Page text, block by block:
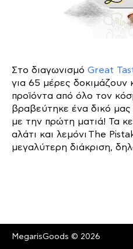
Στο διαγωνισμό Great
για 65 μέρες δοκιμάζουν
προϊόντα από όλο τον
βραβεύτηκε ένα δικό
με την πρώτη ματιά! Τα
αλάτι και λεμόνι The
μεγαλύτερη διάκριση,
MegarisGoods © 2026